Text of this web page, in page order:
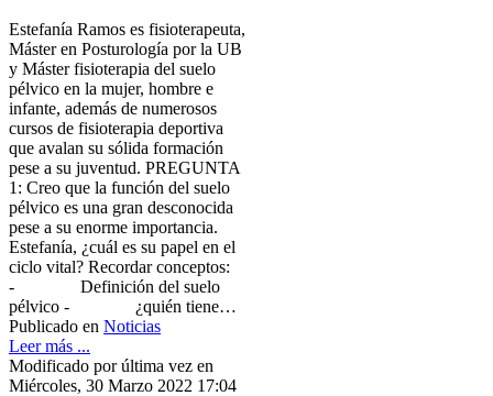
Estefanía Ramos es fisioterapeuta,
Máster en Posturología por la UB
y Máster fisioterapia del suelo
pélvico en la mujer, hombre e
infante, además de numerosos
cursos de fisioterapia deportiva
que avalan su sólida formación
pese a su juventud. PREGUNTA
1: Creo que la función del suelo
pélvico es una gran desconocida
pese a su enorme importancia.
Estefanía, ¿cuál es su papel en el
ciclo vital? Recordar conceptos:
- Definición del suelo
pélvico - ¿quién tiene…
Publicado en Noticias
Leer más ...
Modificado por última vez en
Miércoles, 30 Marzo 2022 17:04